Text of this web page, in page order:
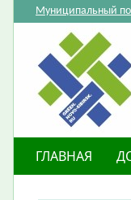
Муниципальный
ГЛАВНАЯ